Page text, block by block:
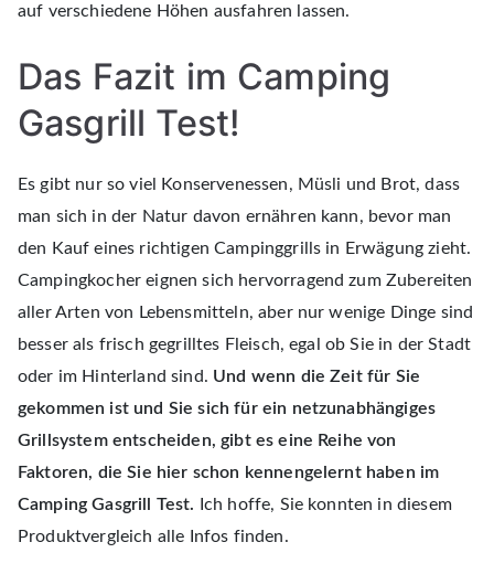
auf verschiedene Höhen ausfahren lassen.
Das Fazit im Camping
Gasgrill Test!
Es gibt nur so viel Konservenessen, Müsli und Brot, dass
man sich in der Natur davon ernähren kann, bevor man
den Kauf eines richtigen Campinggrills in Erwägung zieht.
Campingkocher eignen sich hervorragend zum Zubereiten
aller Arten von Lebensmitteln, aber nur wenige Dinge sind
besser als frisch gegrilltes Fleisch, egal ob Sie in der Stadt
oder im Hinterland sind. Und wenn die Zeit für Sie
gekommen ist und Sie sich für ein netzunabhängiges
Grillsystem entscheiden, gibt es eine Reihe von
Faktoren, die Sie hier schon kennengelernt haben im
Camping Gasgrill Test. Ich hoffe, Sie konnten in diesem
Produktvergleich alle Infos finden.